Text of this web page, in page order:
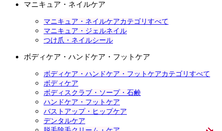
マニキュア・ネイルケア
マニキュア・ネイルケアカテゴリすべて
マニキュア・ジェルネイル
つけ爪・ネイルシール
ボディケア・ハンドケア・フットケア
ボディケア・ハンドケア・フットケアカテゴリすべて
ボディケア
ボディスクラブ・ソープ・石鹸
ハンドケア・フットケア
バストアップ・ヒップケア
デンタルケア